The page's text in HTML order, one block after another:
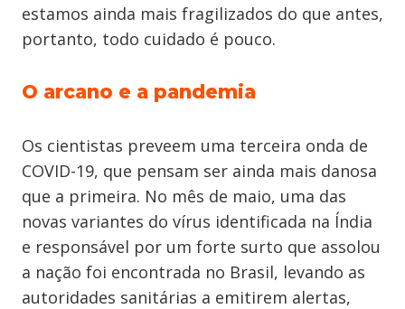
estamos ainda mais fragilizados do que antes,
portanto, todo cuidado é pouco.
O arcano e a pandemia
Os cientistas preveem uma terceira onda de
COVID-19, que pensam ser ainda mais danosa
que a primeira. No mês de maio, uma das
novas variantes do vírus identificada na Índia
e responsável por um forte surto que assolou
a nação foi encontrada no Brasil, levando as
autoridades sanitárias a emitirem alertas,